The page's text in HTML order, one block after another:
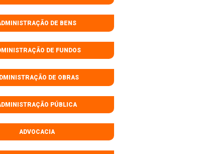
DE BENS
DE FUNDOS
DE OBRAS
PÚBLICA
ADVOCACIA